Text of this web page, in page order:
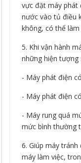
vực đặt máy phát
nước vào tủ điều
không, có thể
5. Khi vận hành
những hiện tượng
- Máy phát điện
- Máy phát điện
- Máy rung quá
mức bình thường
6. Giúp máy
máy làm việc,